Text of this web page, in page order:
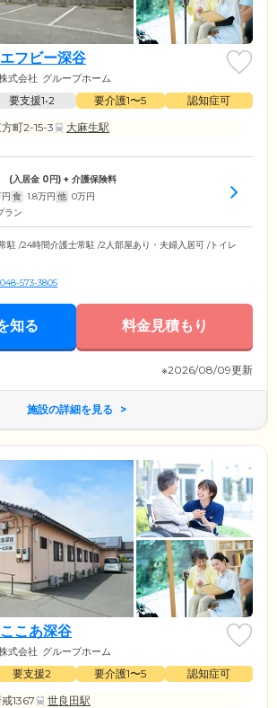
フビー深谷
式会社 グループホーム
要支援1•2 要介護1〜5
認知症可
町2-15-3
大麻生駅
(入居金 0円) + 介護保険料
食 1.8万円 他 0万円
ラン
駐 /24時間介護士常駐 /2人部屋あり・夫婦入居可 /トイレ
048-573-3805
知る 料金見積もり
※2026/08/09更新
施設の詳細を見る
こあ深谷
式会社 グループホーム
要支援2 要介護1〜5
認知症可
1367
世良田駅